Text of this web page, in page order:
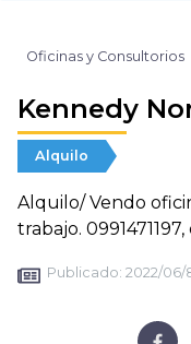
Oficinas y Consultorios
Kennedy
Alquilo
Alquilo/ Vendo
trabajo.
Publicado: 2022/06/